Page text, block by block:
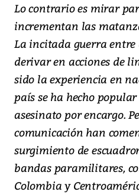
Lo contrario es mirar
incrementan las
La incitada guerra entre
derivar en acciones de
sido la experiencia en
país se ha hecho
asesinato por encargo.
comunicación han
surgimiento de
bandas paramilitares,
Colombia y